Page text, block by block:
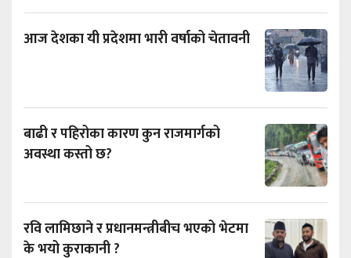
आज देशका यी प्रदेशमा भारी वर्षाको चेतावनी
बाढी र पहिरोका कारण कुन राजमार्गको
अवस्था कस्तो छ?
रवि लामिछाने र प्रधानमन्त्रीबीच भएको भेटमा
के भयो कुराकानी ?